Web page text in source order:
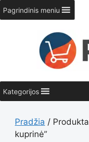
Pereiti
prie
turinio
Pagrindinis meniu
Kategorijos
Pradžia /
kuprinė”